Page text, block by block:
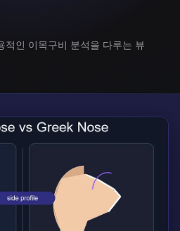
적인 이목구비 분석을 다루는 뷰